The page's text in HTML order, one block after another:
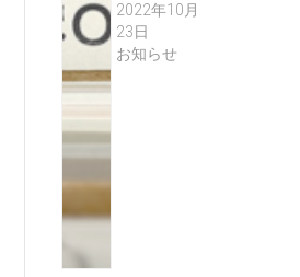
2022年10月
23日
お知らせ